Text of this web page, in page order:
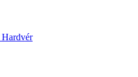
Hardvér